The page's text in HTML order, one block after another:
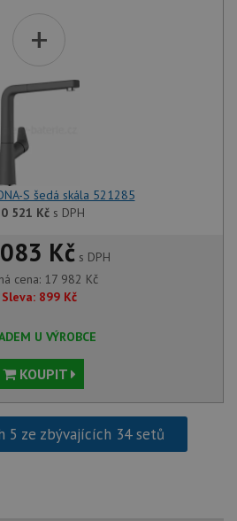
+
S šedá skála 521285
521 Kčs DPH
Kč s DPH
cena: 17 982 Kč
Sleva: 899 Kč
U VÝROBCE
KOUPIT
5 ze zbývajících 34 setů